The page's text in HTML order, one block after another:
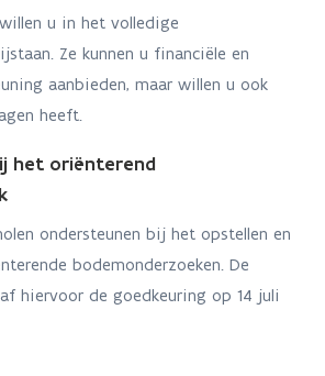
willen u in het volledige
Ze kunnen u financiële en
aanbieden, maar willen u ook
heeft.
het oriënterend
ondersteunen bij het opstellen en
bodemonderzoeken. De
hiervoor de goedkeuring op 14 juli